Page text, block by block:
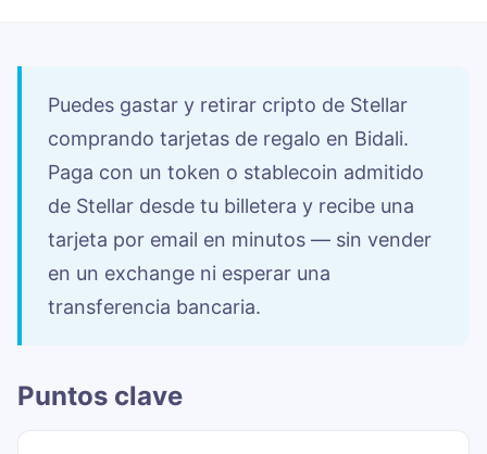
Puedes gastar y retirar cripto de Stellar
comprando tarjetas de regalo en Bidali.
Paga con un token o stablecoin admitido
de Stellar desde tu billetera y recibe una
tarjeta por email en minutos — sin vender
en un exchange ni esperar una
transferencia bancaria.
Puntos clave